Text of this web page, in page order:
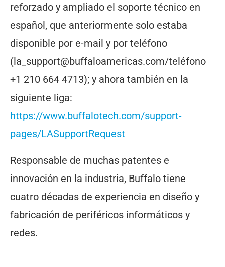
reforzado y ampliado el soporte técnico en
español, que anteriormente solo estaba
disponible por e-mail y por teléfono
(la_support@buffaloamericas.com/teléfono
+1 210 664 4713); y ahora también en la
siguiente liga:
https://www.buffalotech.com/support-
pages/LASupportRequest
Responsable de muchas patentes e
innovación en la industria, Buffalo tiene
cuatro décadas de experiencia en diseño y
fabricación de periféricos informáticos y
redes.